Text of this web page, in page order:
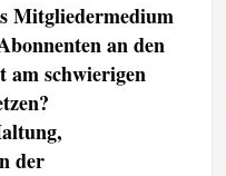
Mitgliedermedium
an den
am schwierigen
der